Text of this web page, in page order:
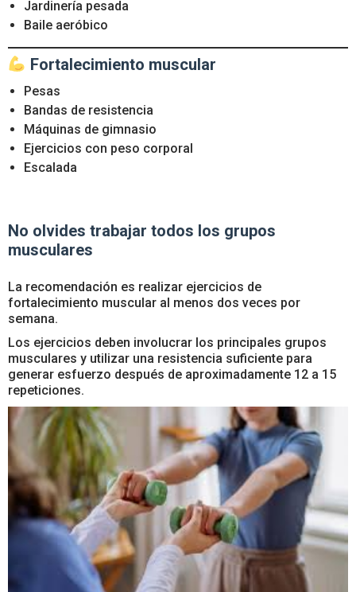
Jardinería pesada
Baile aeróbico
Fortalecimiento muscular
Pesas
Bandas de resistencia
Máquinas de gimnasio
Ejercicios con peso corporal
Escalada
No olvides trabajar todos los grupos
musculares
La recomendación es realizar ejercicios de
fortalecimiento muscular al menos dos veces por
semana.
Los ejercicios deben involucrar los principales grupos
musculares y utilizar una resistencia suficiente para
generar esfuerzo después de aproximadamente 12 a 15
repeticiones.